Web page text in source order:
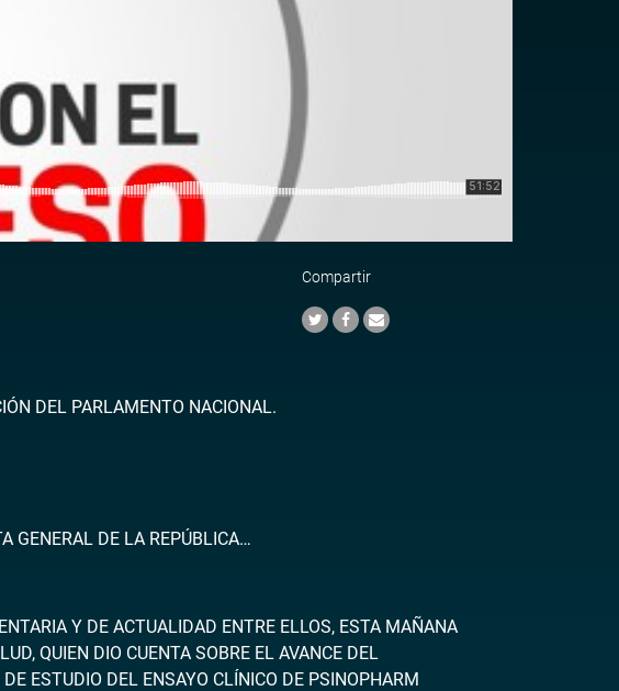
Compartir
DEL PARLAMENTO NACIONAL.
GENERAL DE LA REPÚBLICA…
Y DE ACTUALIDAD ENTRE ELLOS, ESTA MAÑANA
QUIEN DIO CUENTA SOBRE EL AVANCE DEL
ESTUDIO DEL ENSAYO CLÍNICO DE PSINOPHARM